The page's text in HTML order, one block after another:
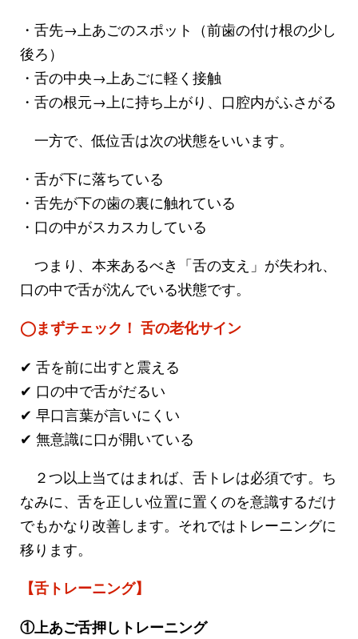
・舌先→上あごのスポット（前歯の付け根の少し
後ろ）
・舌の中央→上あごに軽く接触
・舌の根元→上に持ち上がり、口腔内がふさがる
一方で、低位舌は次の状態をいいます。
・舌が下に落ちている
・舌先が下の歯の裏に触れている
・口の中がスカスカしている
つまり、本来あるべき「舌の支え」が失われ、
口の中で舌が沈んでいる状態です。
◯まずチェック！ 舌の老化サイン
✔ 舌を前に出すと震える
✔ 口の中で舌がだるい
✔ 早口言葉が言いにくい
✔ 無意識に口が開いている
２つ以上当てはまれば、舌トレは必須です。ち
なみに、舌を正しい位置に置くのを意識するだけ
でもかなり改善します。それではトレーニングに
移ります。
【舌トレーニング】
①上あご舌押しトレーニング